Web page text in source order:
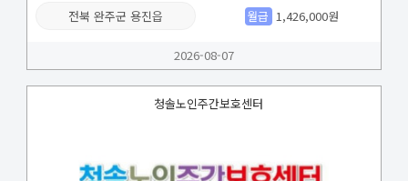
전북 완주군 용진읍 월급 1,426,000원
2026-08-07
청솔노인주간보호센터